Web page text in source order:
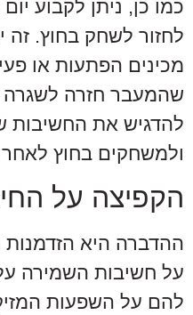
כמו כן, ניתן לקבוע
לחזור לשחק בחוץ. זה
מכינים הפתעות או
שהמעבר חזרה לשגרה
להדגיש את החשיבות
ולמשחקים בחוץ
הקפיצה על
ההדברה היא הזדמנות
על חשיבות השמירה
להם על השפעות